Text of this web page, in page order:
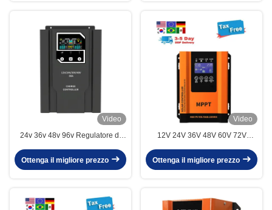
Video
24v 36v 48v 96v Regulatore di
automatico 30a-100a Wifi Mppt
Ottenga il migliore prezzo
Video
12V 24V 36V 48V 60V 72V
Con display LCD
Ottenga il migliore prezzo